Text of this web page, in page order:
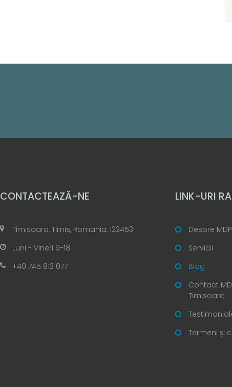
CONTACTEAZĂ-NE
Timisoara, Timis, Romania, 122453
Luni - Vineri 9-18
+40 745 813 077
LINK-URI
Despre MDP
Servicii
Blog
Contact
Timisoara
Termeni și